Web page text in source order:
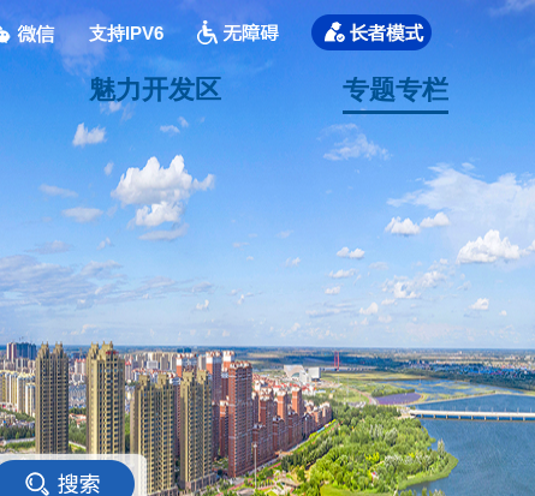
支持IPV6
魅力开发区 专题专栏